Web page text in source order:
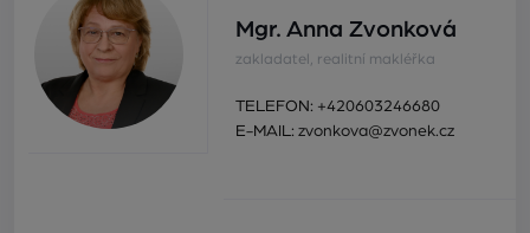
Mgr. Anna Zvonková
zakladatel, realitní makléřka
TELEFON: +420603246680
E-MAIL: zvonkova@zvonek.cz